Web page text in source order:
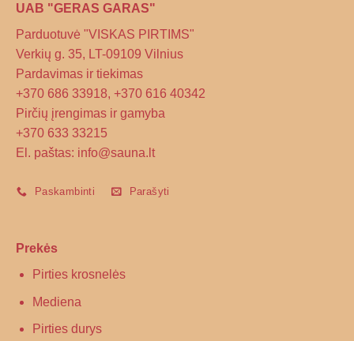
UAB "GERAS GARAS"
Parduotuvė "VISKAS PIRTIMS"
Verkių g. 35, LT-09109 Vilnius
Pardavimas ir tiekimas
+370 686 33918, +370 616 40342
Pirčių įrengimas ir gamyba
+370 633 33215
El. paštas: info@sauna.lt
Paskambinti Parašyti
Prekės
Pirties krosnelės
Mediena
Pirties durys